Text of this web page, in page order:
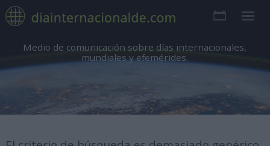
Medio de comunicación sobre días internacionales,
mundiales y efemérides.